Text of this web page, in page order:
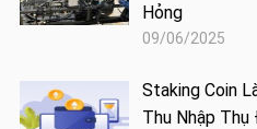
Hỏng
09/06/2025
Staking Coin
Thu Nhập